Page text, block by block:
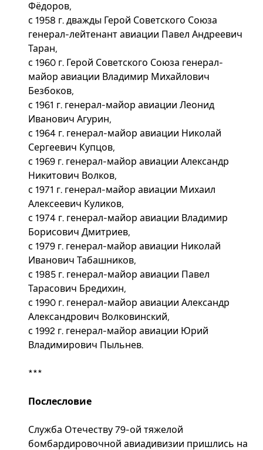
Фёдоров,
с 1958 г. дважды Герой Советского Союза
генерал-лейтенант авиации Павел Андреевич
Таран,
с 1960 г. Герой Советского Союза генерал-
майор авиации Владимир Михайлович
Безбоков,
с 1961 г. генерал-майор авиации Леонид
Иванович Агурин,
с 1964 г. генерал-майор авиации Николай
Сергеевич Купцов,
с 1969 г. генерал-майор авиации Александр
Никитович Волков,
с 1971 г. генерал-майор авиации Михаил
Алексеевич Куликов,
с 1974 г. генерал-майор авиации Владимир
Борисович Дмитриев,
с 1979 г. генерал-майор авиации Николай
Иванович Табашников,
с 1985 г. генерал-майор авиации Павел
Тарасович Бредихин,
с 1990 г. генерал-майор авиации Александр
Александрович Волковинский,
с 1992 г. генерал-майор авиации Юрий
Владимирович Пыльнев.
***
Послесловие
Служба Отечеству 79-ой тяжелой
бомбардировочной авиадивизии пришлись на